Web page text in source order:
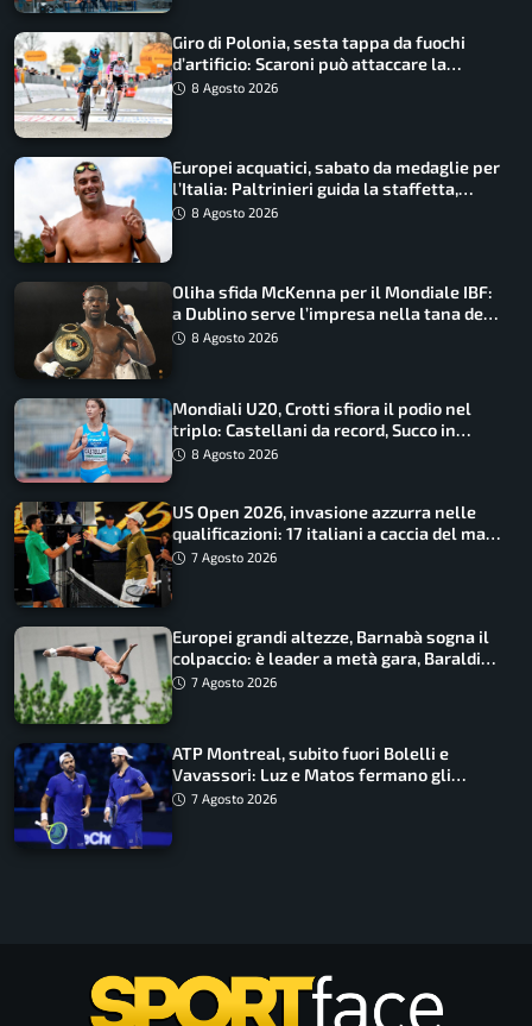
Giro di Polonia, sesta tappa da fuochi
d’artificio: Scaroni può attaccare la
maglia di Lemmen
8 Agosto 2026
Europei acquatici, sabato da medaglie per
l’Italia: Paltrinieri guida la staffetta,
Barnabà sogna l’oro dalle grandi altezze
8 Agosto 2026
Oliha sfida McKenna per il Mondiale IBF:
a Dublino serve l’impresa nella tana del
lupo8 Agosto 2026
Mondiali U20, Crotti sfiora il podio nel
triplo: Castellani da record, Succo in
finale
8 Agosto 2026
US Open 2026, invasione azzurra nelle
qualificazioni: 17 italiani a caccia del main
draw7 Agosto 2026
Europei grandi altezze, Barnabà sogna il
colpaccio: è leader a metà gara, Baraldi
ancora in corsa
7 Agosto 2026
ATP Montreal, subito fuori Bolelli e
Vavassori: Luz e Matos fermano gli
azzurri
7 Agosto 2026